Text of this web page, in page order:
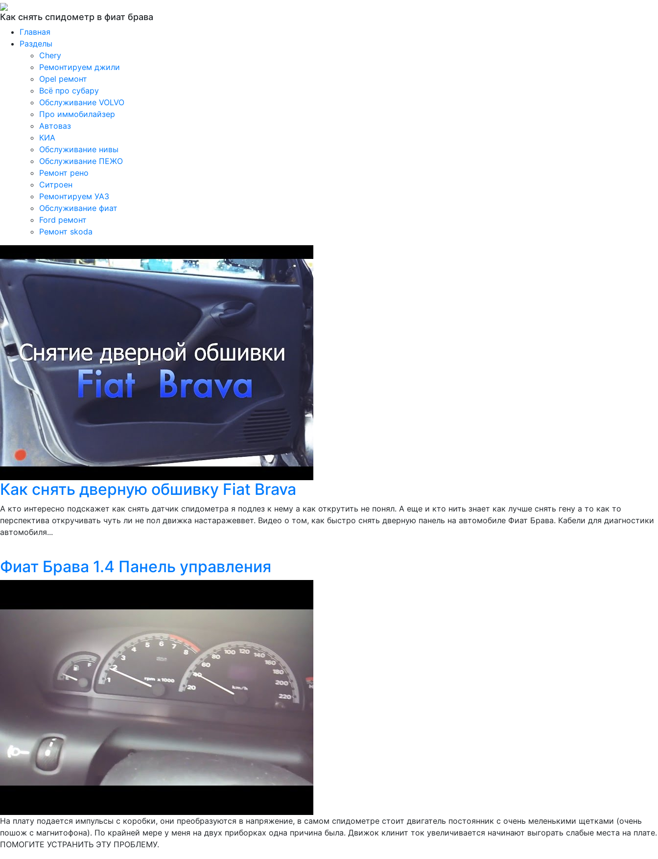
Как снять спидометр в фиат брава
Главная
Разделы
Chery
Ремонтируем джили
Opel ремонт
Всё про субару
Обслуживание VOLVO
Про иммобилайзер
Автоваз
КИА
Обслуживание нивы
Обслуживание ПЕЖО
Ремонт рено
Ситроен
Ремонтируем УАЗ
Обслуживание фиат
Ford ремонт
Ремонт skoda
Как снять дверную обшивку Fiat Brava
А кто интересно подскажет как снять датчик спидометра я подлез к нему а как открутить не понял. А еще и кто нить знает как лучше снять гену а то как то
перспектива откручивать чуть ли не пол движка настаражеввет. Видео о том, как быстро снять дверную панель на автомобиле Фиат Брава. Кабели для диагностики
автомобиля...
Фиат Брава 1.4 Панель управления
На плату подается импульсы с коробки, они преобразуются в напряжение, в самом спидометре стоит двигатель постоянник с очень меленькими щетками (очень
пошож с магнитофона). По крайней мере у меня на двух приборках одна причина была. Движок клинит ток увеличивается начинают выгорать слабые места на плате.
ПОМОГИТЕ УСТРАНИТЬ ЭТУ ПРОБЛЕМУ.